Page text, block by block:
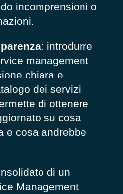
incomprensioni o
: introdurre
management
chiara e
dei servizi
di ottenere
su cosa
e cosa andrebbe
di un
Management